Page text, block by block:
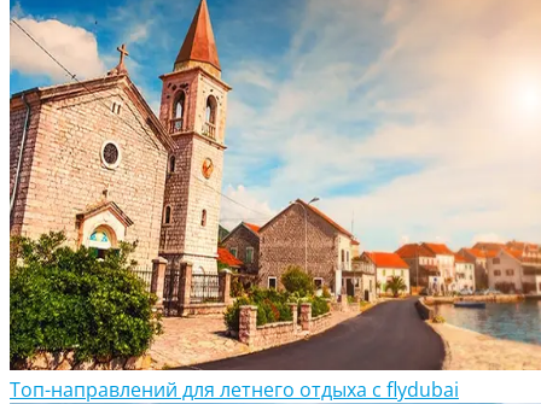
Топ-направлений для летнего отдыха с flydubai